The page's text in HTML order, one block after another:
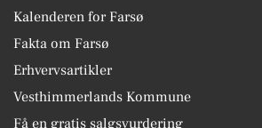
Kalenderen for Farsø
Fakta om Farsø
Erhvervsartikler
Vesthimmerlands Kommune
Få en gratis salgsvurdering